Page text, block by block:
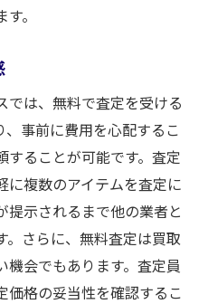
現する方法
取するためのポイント
取サービスを受けるに
限に活用するコツ
スで得られるメリット
査定で静岡市の出張買
する方法
。
では、無料で査定を受ける
、事前に費用を心配するこ
することが可能です。査定
に複数のアイテムを査定に
提示されるまで他の業者と
。さらに、無料査定は買取
会でもあります。査定員
価格の妥当性を確認するこ